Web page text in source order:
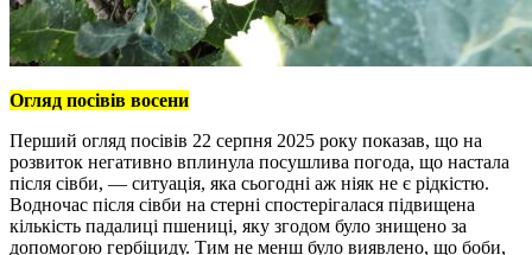
Огляд посівів восени
Перший огляд посівів 22 серпня 2025 року показав, що на
розвиток негативно вплинула посушлива погода, що настала
після сівби, — ситуація, яка сьогодні аж ніяк не є рідкістю.
Водночас після сівби на стерні спостерігалася підвищена
кількість падалиці пшениці, яку згодом було знищено за
допомогою гербіциду. Тим не менш було виявлено, що боби,